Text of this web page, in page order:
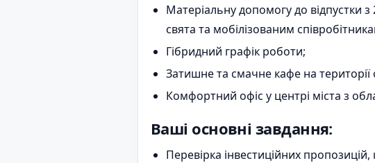
Матеріальну допомогу до відпустки
свята та мобілізованим
Гібридний графік роботи;
Затишне та смачне кафе на території
Комфортний офіс у центрі міста з
Ваші основні завдання:
Перевірка інвестиційних